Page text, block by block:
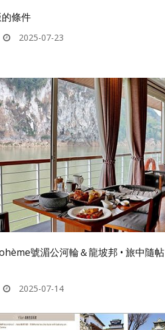
條件
2025-07-23
號湄公河輪＆龍坡邦 • 旅中隨帖
2025-07-14